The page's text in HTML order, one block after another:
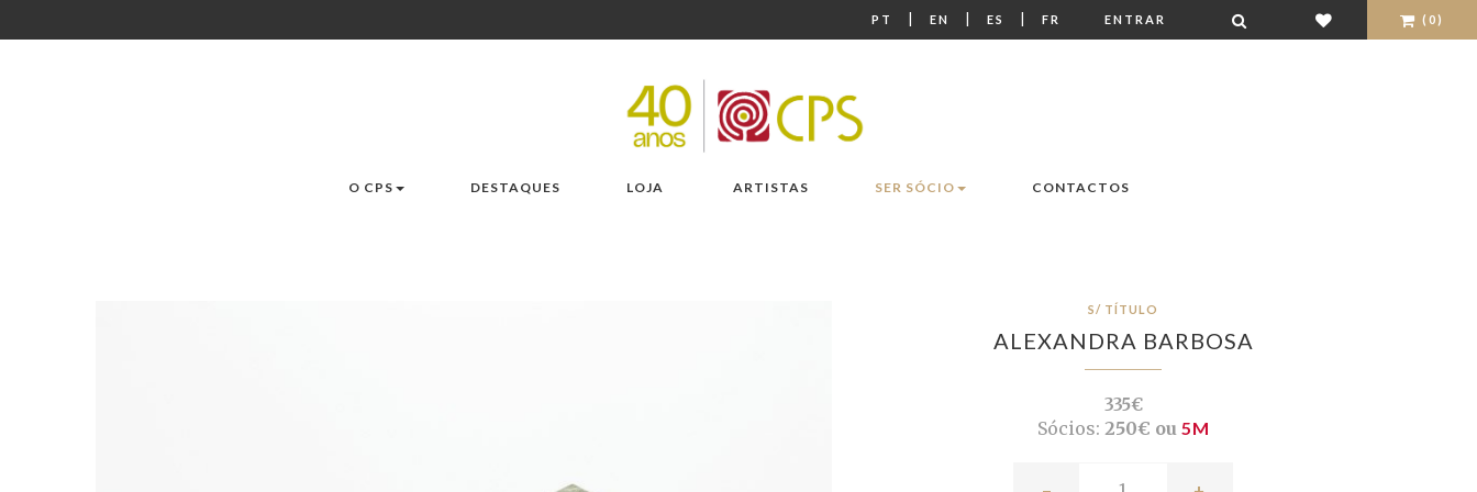
PT | EN | ES | FR ENTRAR (0)
O CPS DESTAQUES LOJA ARTISTAS SER SÓCIO CONTACTOS
S/ TÍTULO
ALEXANDRA BARBOSA
335€
Sócios: 250€ ou 5M